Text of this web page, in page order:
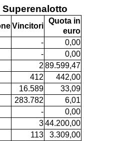
Superenalotto
Vincitori
Quota in
euro
-
0,00
-
0,00
2 89.599,47
412
442,00
16.589
33,09
283.782
6,01
-
0,00
344.200,00
113
3.309,00